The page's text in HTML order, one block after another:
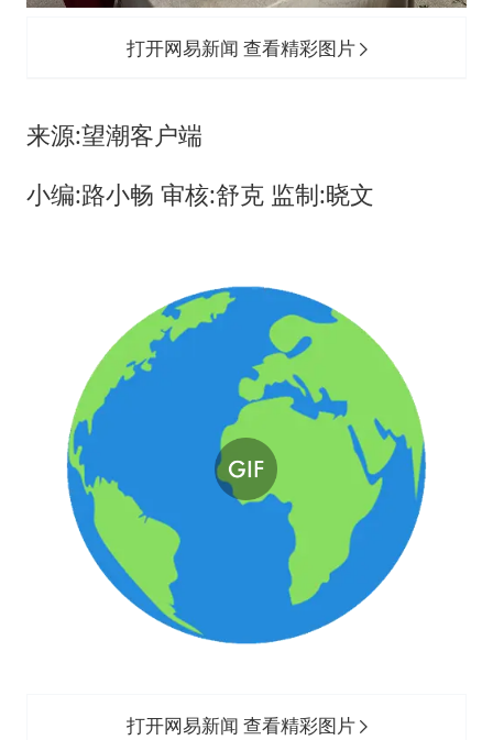
打开网易新闻 查看精彩图片
来源:望潮客户端
小编:路小畅 审核:舒克 监制:晓文
打开网易新闻 查看精彩图片